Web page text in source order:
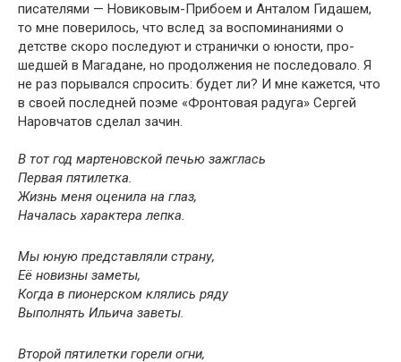
писателями — Новиковым-Прибоем и Анталом Гидашем,
то мне поверилось, что вслед за воспоминаниями о
детстве скоро последуют и странички о юности, про­
шедшей в Магадане, но продолжения не последовало. Я
не раз порывался спросить: будет ли? И мне кажется, что
в своей последней поэме «Фронтовая радуга» Сергей
Наровчатов сделал зачин.
В тот год мартеновской печью зажглась
Первая пятилетка.
Жизнь меня оценила на глаз,
Началась характера лепка.
Мы юную представляли страну,
Её новизны заметы,
Когда в пионерском клялись ряду
Выполнять Ильича заветы.
Второй пятилетки горели огни,